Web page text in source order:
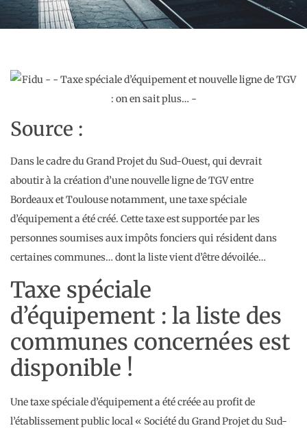
Source :
Dans le cadre du Grand Projet du Sud-Ouest, qui devrait
aboutir à la création d’une nouvelle ligne de TGV entre
Bordeaux et Toulouse notamment, une taxe spéciale
d’équipement a été créé. Cette taxe est supportée par les
personnes soumises aux impôts fonciers qui résident dans
certaines communes… dont la liste vient d’être dévoilée…
Taxe spéciale
d’équipement : la liste des
communes concernées est
disponible !
Une taxe spéciale d’équipement a été créée au profit de
l’établissement public local « Société du Grand Projet du Sud-